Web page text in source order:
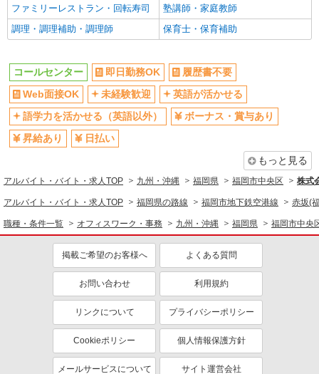
ファミリーレストラン・回転寿司
塾講師・家庭教師
調理・調理補助・調理師
保育士・保育補助
コールセンター 即日勤務OK
履歴書不要
Web面接OK
未経験歓迎
英語が活かせる
語学力を活かせる（英語以外）
ボーナス・賞与あり
昇給あり
日払い
もっと見る
アルバイト・バイト・求人TOP 九州・沖縄 福岡県 福岡市中央区 株式
アルバイト・バイト・求人TOP 福岡県の路線 福岡市地下鉄空港線 赤坂(
職種・条件一覧 オフィスワーク・事務 九州・沖縄 福岡県 福岡市中央
掲載ご希望のお客様へ よくある質問
お問い合わせ 利用規約
リンクについて プライバシーポリシー
Cookieポリシー 個人情報保護方針
メールサービスについて サイト運営会社